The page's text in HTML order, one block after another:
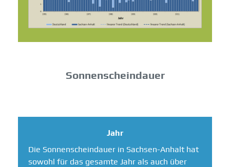
Sonnenscheindauer
Jahr
Die Sonnenscheindauer in Sachsen-Anhalt hat
sowohl für das gesamte Jahr als auch über